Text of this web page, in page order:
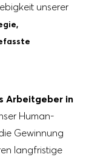
unserer
Arbeitgeber in
Human-
Gewinnung
langfristige